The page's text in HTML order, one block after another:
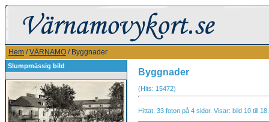
Hem /VÄRNAMO / Byggnader
Slumpmässig bild
Byggnader
(Hits: 15472)
Hittat: 33 foton på 4 sidor. Visar: bild 10 till 18.